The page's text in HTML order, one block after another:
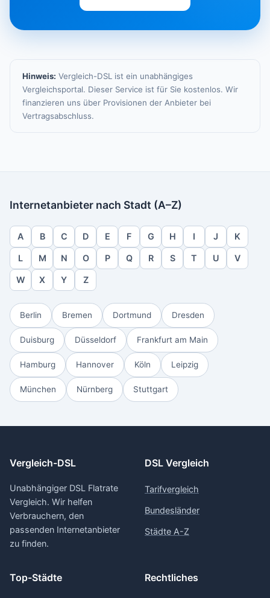
Hinweis: Vergleich-DSL ist ein unabhängiges
Vergleichsportal. Dieser Service ist für Sie kostenlos. Wir
finanzieren uns über Provisionen der Anbieter bei
Vertragsabschluss.
Internetanbieter nach Stadt (A–Z)
A B C D E F G H I J K
L M N O P Q R S T U V
W X Y Z
Berlin Bremen Dortmund Dresden
Duisburg Düsseldorf Frankfurt am Main
Hamburg Hannover Köln Leipzig
München Nürnberg Stuttgart
Vergleich-DSL
Unabhängiger DSL Flatrate
Vergleich. Wir helfen
Verbrauchern, den
passenden Internetanbieter
zu finden.
DSL Vergleich
Tarifvergleich
Bundesländer
Städte A-Z
Top-Städte Rechtliches